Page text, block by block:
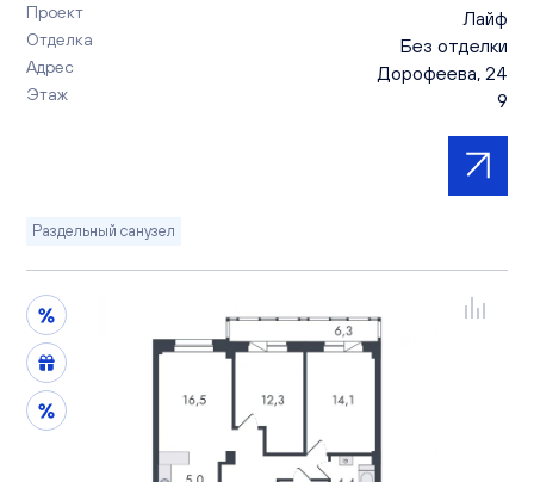
Проект Лайф
Отделка Без отделки
Адрес Дорофеева, 24
Этаж 9
Раздельный санузел